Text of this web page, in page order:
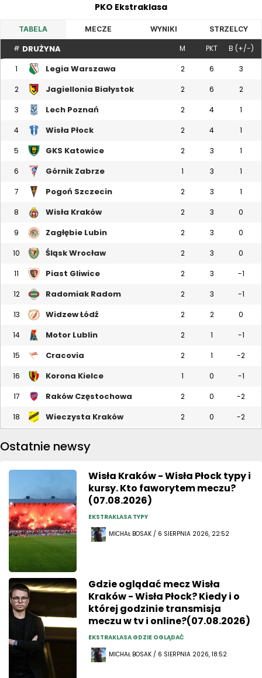
PKO Ekstraklasa
TABELA MECZE WYNIKI STRZELCY
# DRUŻYNA M PKT B (+/-)
1 Legia Warszawa 2 6 3
2 Jagiellonia Białystok 2 6 2
3 Lech Poznań 2 4 1
4 Wisła Płock 2 4 1
5 GKS Katowice 2 3 1
6 Górnik Zabrze 1 3 1
7 Pogoń Szczecin 2 3 1
8 Wisła Kraków 2 3 0
9 Zagłębie Lubin 2 3 0
10 Śląsk Wrocław 2 3 0
11 Piast Gliwice 2 3 -1
12 Radomiak Radom 2 3 -1
13 Widzew Łódź 2 2 0
14 Motor Lublin 2 1 -1
15 Cracovia 2 1 -2
16 Korona Kielce 1 0 -1
17 Raków Częstochowa 2 0 -2
18 Wieczysta Kraków 2 0 -2
Ostatnie newsy
Wisła Kraków - Wisła Płock typy i
kursy. Kto faworytem meczu?
(07.08.2026)
EKSTRAKLASA TYPY
MICHAŁ BOSAK / 6 SIERPNIA 2026, 22:52
Gdzie oglądać mecz Wisła
Kraków - Wisła Płock? Kiedy i o
której godzinie transmisja
meczu w tv i online?(07.08.2026)
EKSTRAKLASA GDZIE OGLĄDAĆ
MICHAŁ BOSAK / 6 SIERPNIA 2026, 18:52